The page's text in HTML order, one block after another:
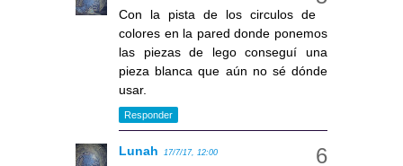
Con la pista de los circulos de
colores en la pared donde ponemos
las piezas de lego conseguí una
pieza blanca que aún no sé dónde
usar.
Responder
Lunah 17/7/17, 12:00